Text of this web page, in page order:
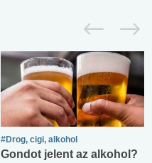
#Drog, cigi, alkohol
Gondot jelent az alkohol?